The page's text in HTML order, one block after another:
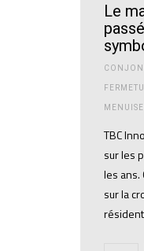
Le
TBC
sur les
les ans.
sur la